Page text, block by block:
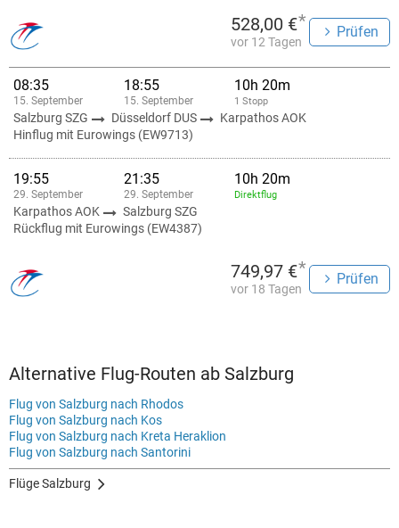
528,00 €*
vor 12 Tagen
Prüfen
08:35
15. September
18:55
15. September
10h 20m
1 Stopp
Salzburg SZG Düsseldorf DUS
Karpathos AOK
Hinflug mit Eurowings (EW9713)
19:55
29. September
21:35
29. September
10h 20m
Direktflug
Karpathos AOK
Salzburg SZG
Rückflug mit Eurowings (EW4387)
749,97 €*
vor 18 Tagen
Prüfen
Alternative Flug-Routen ab Salzburg
Flug von Salzburg nach Rhodos
Flug von Salzburg nach Kos
Flug von Salzburg nach Kreta Heraklion
Flug von Salzburg nach Santorini
Flüge Salzburg